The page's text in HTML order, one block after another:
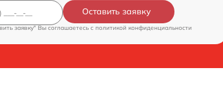
Оставить заявку
заявку" Вы соглашаетесь c политикой конфиденциальности